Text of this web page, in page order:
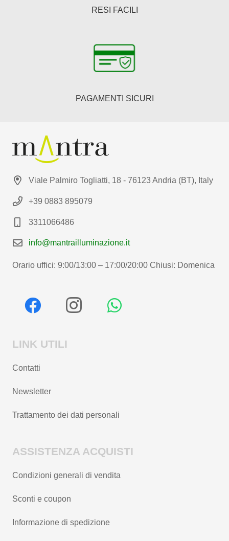
RESI FACILI
PAGAMENTI SICURI
Viale Palmiro Togliatti, 18 - 76123 Andria (BT), Italy
+39 0883 895079
3311066486
info@mantrailluminazione.it
Orario uffici: 9:00/13:00 – 17:00/20:00 Chiusi: Domenica
LINK UTILI
Contatti
Newsletter
Trattamento dei dati personali
ASSISTENZA ACQUISTI
Condizioni generali di vendita
Sconti e coupon
Informazione di spedizione